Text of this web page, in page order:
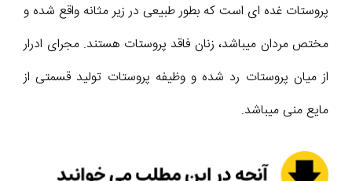
پروستات غده ای است که بطور طبیعی در زیر مثانه واقع شده و
مختص مردان میباشد، زنان فاقد پروستات هستند. مجرای ادرار
از میان پروستات رد شده و وظیفه پروستات تولید قسمتی از
مایع منی میباشد.